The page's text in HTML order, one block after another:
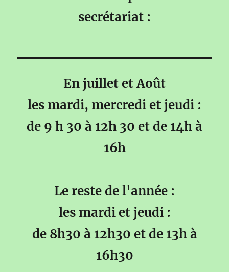
secrétariat :
En juillet et Août
les mardi, mercredi et jeudi :
de 9 h 30 à 12h 30 et de 14h à
16h
Le reste de l'année :
les mardi et jeudi :
de 8h30 à 12h30 et de 13h à
16h30